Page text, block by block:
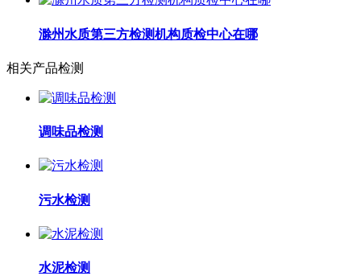
滁州水质第三方检测机构质检中心在哪
相关产品检测
调味品检测
污水检测
水泥检测